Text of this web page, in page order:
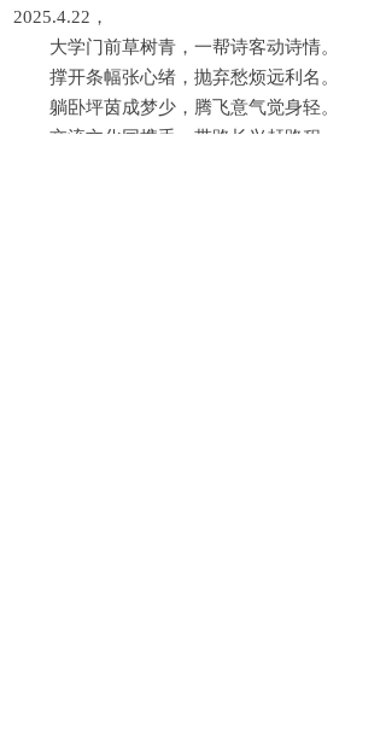
2025.4.22，
大学门前草树青，一帮诗客动诗情。
撑开条幅张心绪，抛弃愁烦远利名。
躺卧坪茵成梦少，腾飞意气觉身轻。
交流文化同携手，带路长兴赶路程。